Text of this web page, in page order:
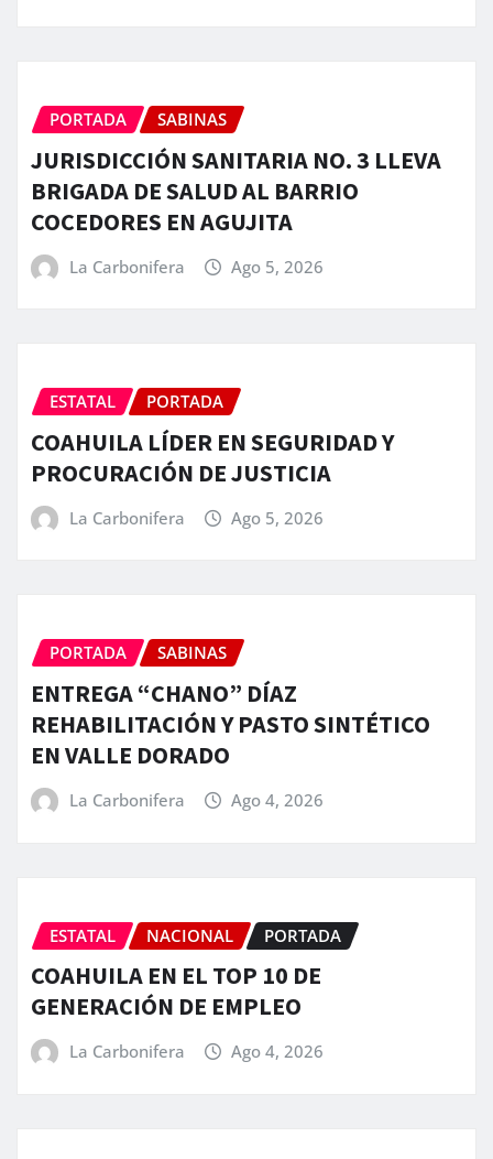
PORTADA SABINAS
JURISDICCIÓN SANITARIA NO. 3 LLEVA
BRIGADA DE SALUD AL BARRIO
COCEDORES EN AGUJITA
La Carbonifera Ago 5, 2026
ESTATAL PORTADA
COAHUILA LÍDER EN SEGURIDAD Y
PROCURACIÓN DE JUSTICIA
La Carbonifera Ago 5, 2026
PORTADA SABINAS
ENTREGA “CHANO” DÍAZ
REHABILITACIÓN Y PASTO SINTÉTICO
EN VALLE DORADO
La Carbonifera Ago 4, 2026
ESTATAL NACIONAL PORTADA
COAHUILA EN EL TOP 10 DE
GENERACIÓN DE EMPLEO
La Carbonifera Ago 4, 2026